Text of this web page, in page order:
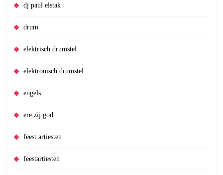
dj paul elstak
drum
elektrisch drumstel
elektronisch drumstel
engels
ere zij god
feest artiesten
feestartiesten